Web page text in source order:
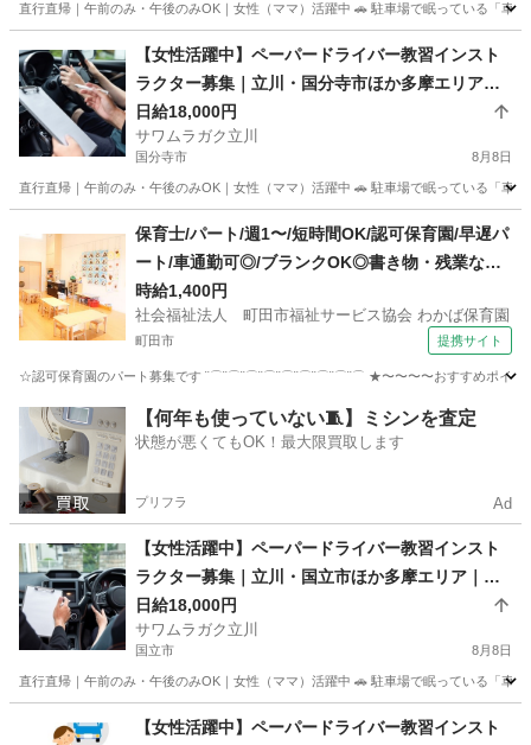
直行直帰｜午前のみ・午後のみOK｜女性（ママ）活躍中 🚗 駐車場で眠っている「車
インストラクター ペーパードライバー
【女性活躍中】ペーパードライバー教習インスト
ラクター募集｜立川・国分寺市ほか多摩エリア｜
午前のみOK
日給18,000円
サワムラガク立川
国分寺市 8月8日
直行直帰｜午前のみ・午後のみOK｜女性（ママ）活躍中 🚗 駐車場で眠っている「車
インストラクター ペーパードライバー
保育士/パート/週1〜/短時間OK/認可保育園/早遅パ
ート/車通勤可◎/ブランクOK◎書き物・残業なし/
幅広い年齢層活躍中/自然との関わりを大切にした
のびのびとした園さんです
時給1,400円
社会福祉法人 町田市福祉サービス協会 わかば保育園
町田市 提携サイト
☆認可保育園のパート募集です ¨⌒¨⌒¨⌒¨⌒¨⌒¨⌒¨⌒¨⌒¨⌒ ★〜〜〜〜おすすめポイント
東京 町田市 保育士
【何年も使っていない🧵】ミシンを査定
状態が悪くてもOK！最大限買取します
プリフラ Ad
【女性活躍中】ペーパードライバー教習インスト
ラクター募集｜立川・国立市ほか多摩エリア｜午
前のみOK
日給18,000円
サワムラガク立川
国立市 8月8日
直行直帰｜午前のみ・午後のみOK｜女性（ママ）活躍中 🚗 駐車場で眠っている「車
インストラクター ペーパードライバー
【女性活躍中】ペーパードライバー教習インスト